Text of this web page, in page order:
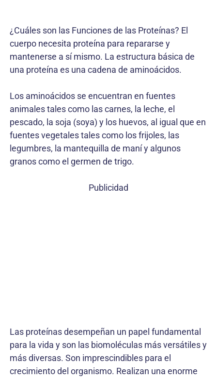
¿Cuáles son las Funciones de las Proteínas? El
cuerpo necesita proteína para repararse y
mantenerse a sí mismo. La estructura básica de
una proteína es una cadena de aminoácidos.
Los aminoácidos se encuentran en fuentes
animales tales como las carnes, la leche, el
pescado, la soja (soya) y los huevos, al igual que en
fuentes vegetales tales como los frijoles, las
legumbres, la mantequilla de maní y algunos
granos como el germen de trigo.
Publicidad
Las proteínas desempeñan un papel fundamental
para la vida y son las biomoléculas más versátiles y
más diversas. Son imprescindibles para el
crecimiento del organismo. Realizan una enorme